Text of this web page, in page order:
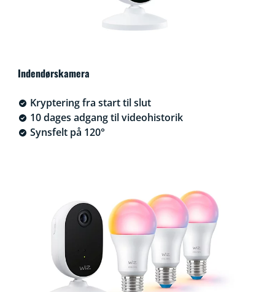
Indendørskamera
Kryptering fra start til slut
10 dages adgang til videohistorik
Synsfelt på 120°